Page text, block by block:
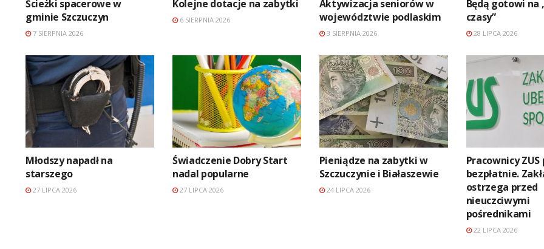
Ścieżki spacerowe w
gminie Szczuczyn
7 SIERPNIA 2026
Kolejne dotacje na zabytki
6 SIERPNIA 2026
Aktywizacja seniorów w
województwie podlaskim
3 SIERPNIA 2026
Będą gotowi na
czasy”
28 LIPCA 2026
Młodszy napadł na
starszego
27 LIPCA 2026
Świadczenie Dobry Start
nadal popularne
27 LIPCA 2026
Pieniądze na zabytki w
Szczuczynie i Białaszewie
24 LIPCA 2026
Pracownicy
bezpłatnie.
ostrzega przed
nieuczciwymi
pośrednikami
22 LIPCA 2026